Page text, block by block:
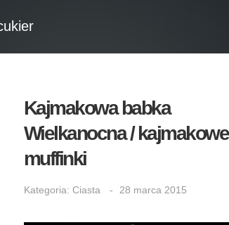
Kajmakowa babka
Wielkanocna / kajmakowe
muffinki
Kategoria: Ciasta 28 marca 2015